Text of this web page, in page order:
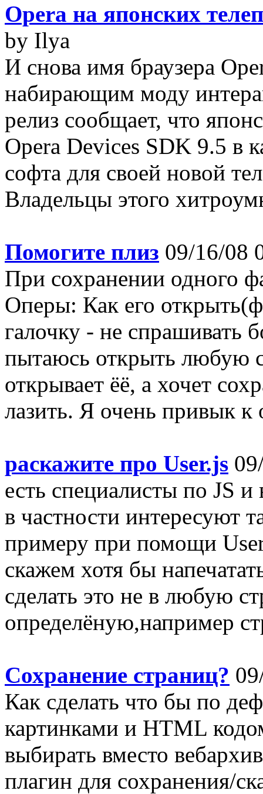
Opera на японских
by Ilya
И снова имя браузера
набирающим моду
релиз сообщает, что
Opera Devices SDK 9.5 в
софта для своей новой
Владельцы этого
Помогите плиз 09/16/08
При сохранении одного
Оперы: Как его
галочку - не спрашивать
пытаюсь открыть любую
открывает ёё, а хочет
лазить. Я очень привык к
раскажите про User.js
есть специалисты по JS и
в частности интересуют
примеру при помощи
скажем хотя бы
сделать это не в любую
определёную,например
Сохранение страниц?
Как сделать что бы по
картинками и HTML
выбирать вместо
плагин для сохранения/